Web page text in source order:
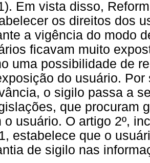
Em vista disso,
os direitos dos
a vigência do modo
ficavam muito
uma possibilidade de
do usuário.
o sigilo passa a
que procuram
o usuário. O artigo 2º,
estabelece que o
de sigilo nas